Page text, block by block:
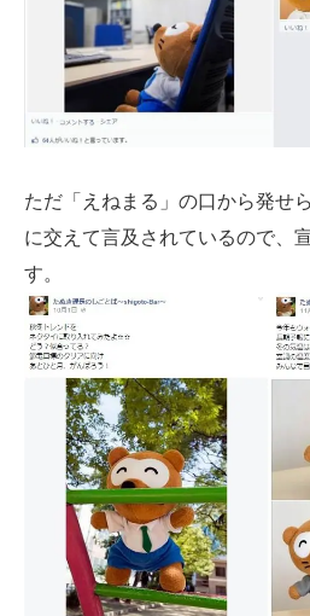
ただ「えねまる」の口から発せ
に交えて言及されているので、
す。